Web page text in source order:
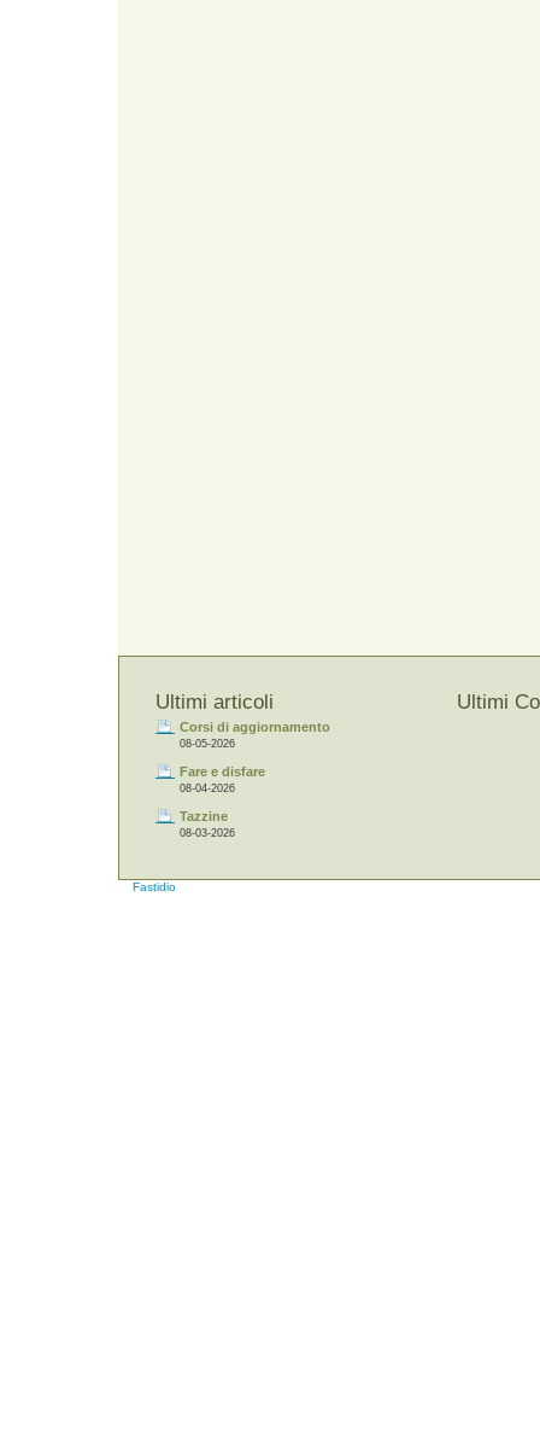
Ultimi articoli
Corsi di aggiornamento
08-05-2026
Fare e disfare
08-04-2026
Tazzine
08-03-2026
Ultimi
Fastidio